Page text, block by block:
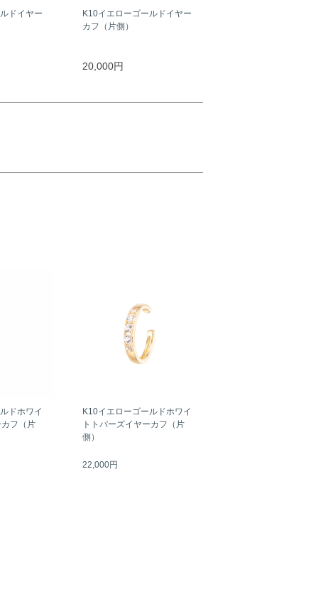
ドイヤー
K10イエローゴールドイヤー
カフ（片側）
20,000円
ドホワイ
フ（片
K10イエローゴールドホワイ
トトパーズイヤーカフ（片
側）
22,000円